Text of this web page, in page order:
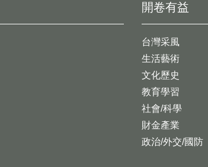
開卷有益
台灣采風
生活藝術
文化歷史
教育學習
社會/科學
財金產業
政治/外交/國防